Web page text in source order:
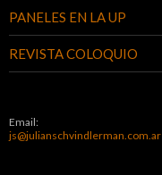
PANELES EN LA UP
REVISTA COLOQUIO
Email:
js@julianschvindlerman.com.ar